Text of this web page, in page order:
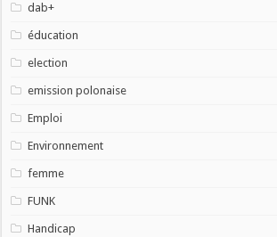
dab+
éducation
election
emission polonaise
Emploi
Environnement
femme
FUNK
Handicap